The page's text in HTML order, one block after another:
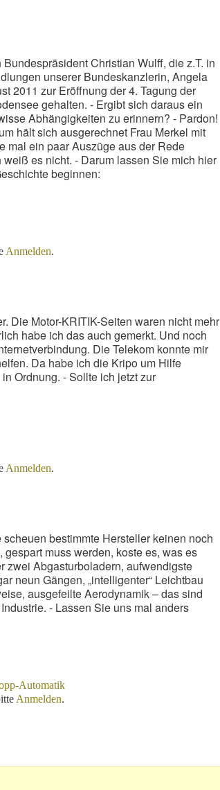
Christian Wulff, die z.T. in
unserer Bundeskanzlerin, Angela
2011 zur Eröffnung der 4. Tagung der
gehalten. - Ergibt sich daraus ein
Abhängigkeiten zu erinnern? - Pardon!
hält sich ausgerechnet Frau Merkel mit
mal ein paar Auszüge aus der Rede
es nicht. - Darum lassen Sie mich hier
beginnen:
Anmelden.
Die Motor-KRITIK-Seiten waren nicht mehr
habe ich das auch gemerkt. Und noch
Die Telekom konnte mir
Da habe ich die Kripo um Hilfe
Ordnung. - Sollte ich jetzt zur
Anmelden.
bestimmte Hersteller keinen noch
muss werden, koste es, was es
zwei Abgasturboladern, aufwendigste
neun Gängen, „intelligenter“ Leichtbau
ausgefeilte Aerodynamik – das sind
- Lassen Sie uns mal anders
Automatik
Anmelden.